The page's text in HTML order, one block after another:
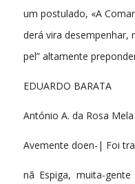
um postulado, «A
derá vira desempenhar,
pel” altamente
EDUARDO BARATA
António A. da Rosa Mela
Avemente doen-| Foi
nã Espiga, muita-